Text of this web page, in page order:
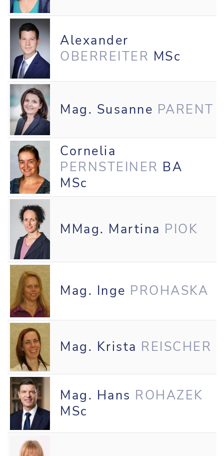
Alexander
OBERREITER MSc
Mag. Susanne PARENT
Cornelia
PERNSTEINER BA
MSc
MMag. Martina PIOK
Mag. Inge PROHASKA
Mag. Krista REISCHER
Mag. Hans ROHAZEK
MSc